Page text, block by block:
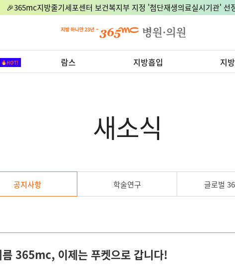
🎉365mc지방줄기세포센터 보건복지부 지정 '첨단재생의료실시기관' 선
람스 지방흡입 지
새소식
공지사항 학술연구 글로벌
365mc, 이제는 푸켓으로 갑니다!